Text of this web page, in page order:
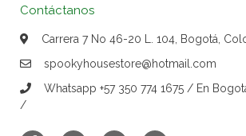
Contáctanos
Carrera 7 No 46-20 L. 104, Bogotá,
spookyhousestore@hotmail.com
Whatsapp +57 350 774 1675 / En
/